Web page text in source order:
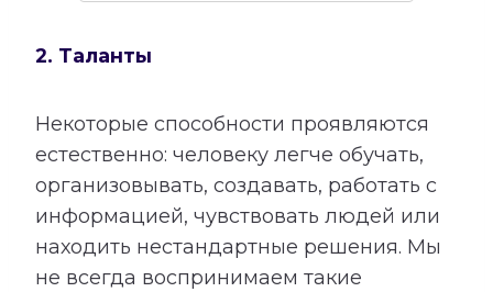
2. Таланты
Некоторые способности проявляются
естественно: человеку легче обучать,
организовывать, создавать, работать с
информацией, чувствовать людей или
находить нестандартные решения. Мы
не всегда воспринимаем такие